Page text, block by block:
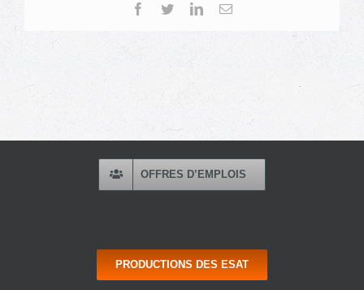
Facebook
TwitterLinkedInEmail
OFFRES D’EMPLOIS
PRODUCTIONS DES ESAT